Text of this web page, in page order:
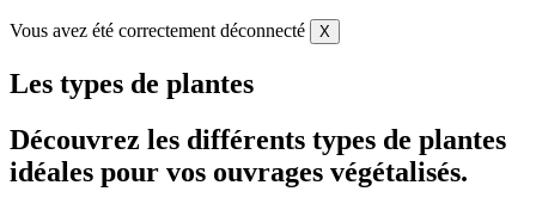
Vous avez été correctement déconnecté X
Les types de plantes
Découvrez les différents types de plantes
idéales pour vos ouvrages végétalisés.